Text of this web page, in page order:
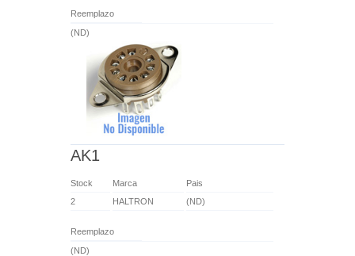
Reemplazo
(ND)
AK1
Stock Marca
Pais
2
HALTRON (ND)
Reemplazo
(ND)